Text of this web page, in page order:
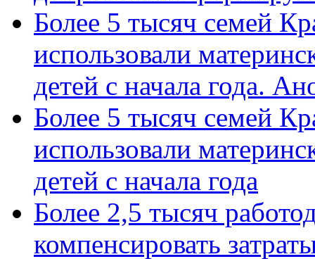
Более 5 тысяч семей
использовали
детей с начала года.
Более 5 тысяч семей
использовали
детей с начала года
Более 2,5 тысяч
компенсировать